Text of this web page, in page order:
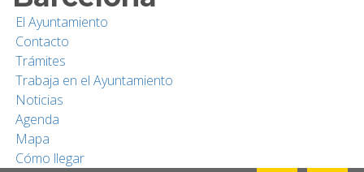
El Ayuntamiento
Contacto
Trámites
Trabaja en el Ayuntamiento
Noticias
Agenda
Mapa
Cómo llegar
INVESTIGACIÓN/CONSERVACIÓN
SOSTENIBILIDAD
COLABORA
FUNDACIÓN